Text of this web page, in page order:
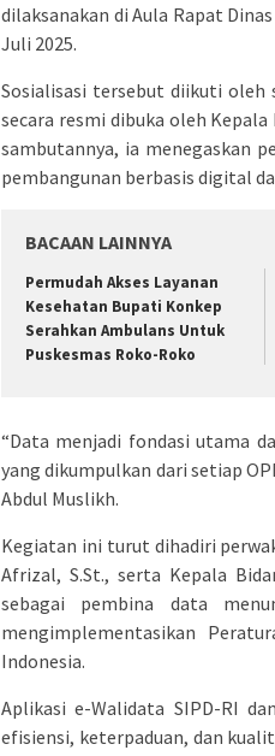
dilaksanakan di Aula Rapat
Juli 2025.
Sosialisasi tersebut diikuti oleh
secara resmi dibuka oleh Kepala
sambutannya, ia menegaskan
pembangunan berbasis digital
BACAAN LAINNYA
Permudah Akses Layanan
Kesehatan Bupati Konkep
Serahkan Ambulans Untuk
Puskesmas Roko-Roko
“Data menjadi fondasi utama
yang dikumpulkan dari setiap
Abdul Muslikh.
Kegiatan ini turut dihadiri
Afrizal, S.St., serta Kepala
sebagai pembina data
mengimplementasikan
Indonesia.
Aplikasi e-Walidata SIPD-RI
efisiensi, keterpaduan, dan